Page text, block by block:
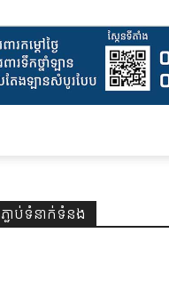
ភ្ជាប់ទំនាក់ទំនង